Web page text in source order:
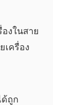
งในสาย
ครื่อง
ด้ถูก